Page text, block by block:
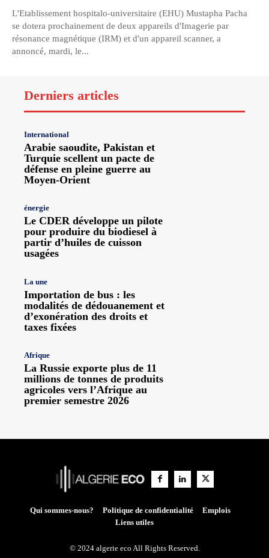
L'Etablissement hospitalo-universitaire (EHU) Mustapha Pacha
se dotera prochainement de deux appareils d'Imagerie par
résonance magnétique (IRM) et d'un appareil scanner, a
annoncé, mardi, le...
Derniers articles
International
Arabie saoudite, Pakistan et
Turquie scellent un pacte de
défense en pleine guerre au
Moyen-Orient
énergie
Le CDER développe un pilote
pour produire du biodiesel à
partir d’huiles de cuisson
usagées
La une
Importation de bus : les
modalités de dédouanement et
d’exonération des droits et
taxes fixées
Afrique
La Russie exporte plus de 11
millions de tonnes de produits
agricoles vers l’Afrique au
premier semestre 2026
Qui sommes-nous? Politique de confidentialité
Emplois
Liens utiles
© 2024 algerie eco All Rights Reserved.